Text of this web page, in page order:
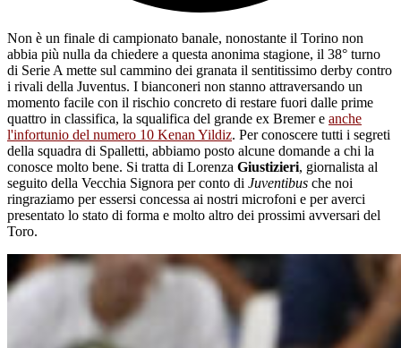
Non è un finale di campionato banale, nonostante il Torino non
abbia più nulla da chiedere a questa anonima stagione, il 38° turno
di Serie A mette sul cammino dei granata il sentitissimo derby contro
i rivali della Juventus. I bianconeri non stanno attraversando un
momento facile con il rischio concreto di restare fuori dalle prime
quattro in classifica, la squalifica del grande ex Bremer e anche
l'infortunio del numero 10 Kenan Yildiz. Per conoscere tutti i segreti
della squadra di Spalletti, abbiamo posto alcune domande a chi la
conosce molto bene. Si tratta di Lorenza Giustizieri, giornalista al
seguito della Vecchia Signora per conto di Juventibus che noi
ringraziamo per essersi concessa ai nostri microfoni e per averci
presentato lo stato di forma e molto altro dei prossimi avversari del
Toro.